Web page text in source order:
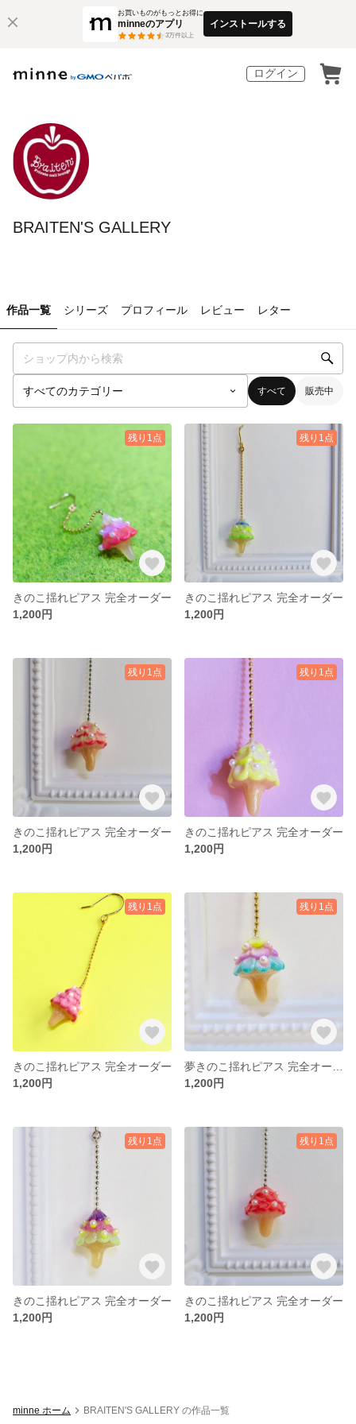
お買いものがもっとお得に
minneのアプリ
3万件以上
インストールする
ログイン
BRAITEN'S GALLERY
作品一覧 シリーズ プロフィール レビュー レター
すべて 販売中
残り1点
きのこ揺れピアス 完全オーダー
1,200円
残り1点
きのこ揺れピアス 完全オーダー
1,200円
残り1点
きのこ揺れピアス 完全オーダー
1,200円
残り1点
きのこ揺れピアス 完全オーダー
1,200円
残り1点
きのこ揺れピアス 完全オーダー
1,200円
残り1点
1,200円
残り1点
きのこ揺れピアス 完全オーダー
1,200円
残り1点
きのこ揺れピアス 完全オーダー
1,200円
minne ホーム BRAITEN'S GALLERY の作品一覧